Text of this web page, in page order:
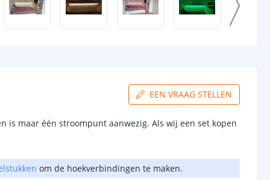
EEN VRAAG STELLEN
is maar één stroompunt aanwezig. Als wij een set kopen
om de hoekverbindingen te maken.